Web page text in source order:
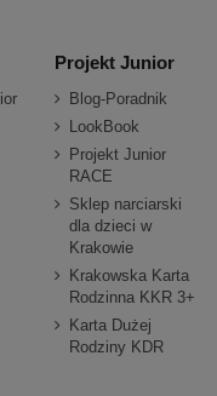
Projekt Junior
Blog-Poradnik
LookBook
Projekt Junior
RACE
Sklep narciarski
dla dzieci w
Krakowie
Krakowska Karta
Rodzinna KKR 3+
Karta Dużej
Rodziny KDR